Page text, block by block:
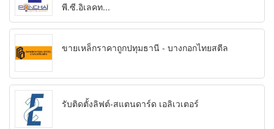
พี.ซี.อิเลคท...
ขายเหล็กราคาถูกปทุมธานี - บางกอกไทยสตีล
รับติดตั้งลิฟต์-สแตนดาร์ด เอลิเวเตอร์